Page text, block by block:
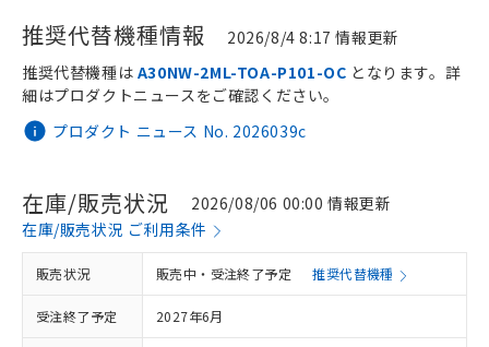
推奨代替機種情報 2026/8/4 8:17 情報更新
プロダクト ニュース No. 2026039c
推奨代替機種は A30NW-2ML-TOA-P101-OC となります。詳
細はプロダクトニュースをご確認ください。
在庫/販売状況
2026/08/06 00:00 情報更新
在庫/販売状況 ご利用条件
販売状況 販売中・受注終了予定 推奨代替機種
受注終了予定 2027年6月